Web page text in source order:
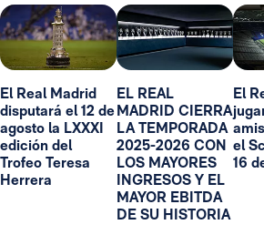
El Real Madrid
disputará el 12 de
agosto la LXXXI
edición del
Trofeo Teresa
Herrera
EL REAL
MADRID CIERRA
LA TEMPORADA
2025-2026 CON
LOS MAYORES
INGRESOS Y EL
MAYOR EBITDA
DE SU HISTORIA
El
el
16